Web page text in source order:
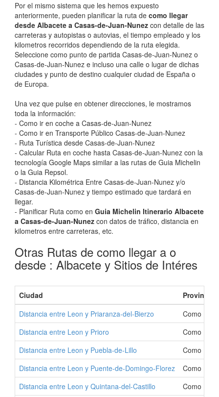
Por el mismo sistema que les hemos expuesto
anteriormente, pueden planificar la ruta de como llegar
desde Albacete a Casas-de-Juan-Nunez con detalle de las
carreteras y autopistas o autovias, el tiempo empleado y los
kilometros recorridos dependiendo de la ruta elegida.
Seleccione como punto de partida Casas-de-Juan-Nunez o
Casas-de-Juan-Nunez e incluso una calle o lugar de dichas
ciudades y punto de destino cualquier ciudad de España o
de Europa.
Una vez que pulse en obtener direcciones, le mostramos
toda la información:
- Como ir en coche a Casas-de-Juan-Nunez
- Como ir en Transporte Público Casas-de-Juan-Nunez
- Ruta Turística desde Casas-de-Juan-Nunez
- Calcular Ruta en coche hasta Casas-de-Juan-Nunez con la
tecnología Google Maps similar a las rutas de Guia Michelin
o la Guia Repsol.
- Distancia Kilométrica Entre Casas-de-Juan-Nunez y/o
Casas-de-Juan-Nunez y tiempo estimado que tardará en
llegar.
- Planificar Ruta como en Guia Michelin Itinerario Albacete
a Casas-de-Juan-Nunez con datos de tráfico, distancia en
kilometros entre carreteras, etc.
Otras Rutas de como llegar a o
desde : Albacete y Sitios de Intéres
Ciudad
Provincia
Distancia entre Leon y Priaranza-del-Bierzo
Como Ir a
Distancia entre Leon y Prioro
Como Ir a
Distancia entre Leon y Puebla-de-Lillo
Como Ir a
Distancia entre Leon y Puente-de-Domingo-Florez
Como Ir a
Distancia entre Leon y Quintana-del-Castillo
Como Ir a